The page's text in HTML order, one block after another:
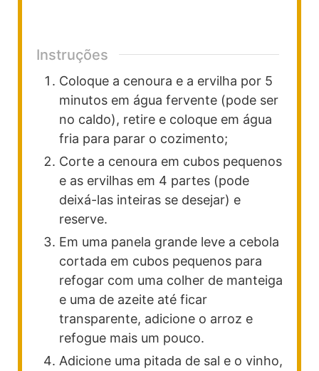
Instruções
Coloque a cenoura e a ervilha por 5
minutos em água fervente (pode ser
no caldo), retire e coloque em água
fria para parar o cozimento;
Corte a cenoura em cubos pequenos
e as ervilhas em 4 partes (pode
deixá-las inteiras se desejar) e
reserve.
Em uma panela grande leve a cebola
cortada em cubos pequenos para
refogar com uma colher de manteiga
e uma de azeite até ficar
transparente, adicione o arroz e
refogue mais um pouco.
Adicione uma pitada de sal e o vinho,